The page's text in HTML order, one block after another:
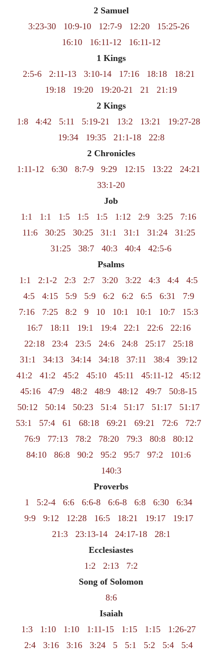
2 Samuel
3:23-30
10:9-10 12:7-9 12:20
15:25-26
16:10
16:11-12
16:11-12
1 Kings
2:5-6
2:11-13 3:10-14 17:16 18:18
18:21
19:18
19:20 19:20-21 21
21:19
2 Kings
1:8
4:42 5:11 5:19-21 13:2 13:21
19:27-28
19:34
19:35 21:1-18
22:8
2 Chronicles
1:11-12
6:30 8:7-9 9:29 12:15 13:22
24:21
33:1-20
Job
1:1
1:1 1:5 1:5 1:5 1:12 2:9 3:25
7:16
11:6
30:25 30:25 31:1 31:1 31:24
31:25
31:25
38:7 40:3 40:4
42:5-6
Psalms
1:1
2:1-2 2:3 2:7 3:20 3:22 4:3 4:4
4:5
4:5
4:15 5:9 5:9 6:2 6:2 6:5 6:31
7:9
7:16
7:25 8:2 9 10 10:1 10:1 10:7
15:3
16:7
18:11 19:1 19:4 22:1 22:6
22:16
22:18
23:4 23:5 24:6 24:8 25:17
25:18
31:1
34:13 34:14 34:18 37:11 38:4
39:12
41:2
41:2 45:2 45:10 45:11 45:11-12
45:12
45:16
47:9 48:2 48:9 48:12 49:7
50:8-15
50:12
50:14 50:23 51:4 51:17 51:17
51:17
53:1
57:4 61 68:18 69:21 69:21 72:6
72:7
76:9
77:13 78:2 78:20 79:3 80:8
80:12
84:10
86:8 90:2 95:2 95:7 97:2
101:6
140:3
Proverbs
1
5:2-4 6:6 6:6-8 6:6-8 6:8 6:30
6:34
9:9
9:12 12:28 16:5 18:21 19:17
19:17
21:3
23:13-14 24:17-18
28:1
Ecclesiastes
1:2
2:13
7:2
Song of Solomon
8:6
Isaiah
1:3
1:10 1:10 1:11-15 1:15 1:15
1:26-27
2:4
3:16 3:16 3:24 5 5:1 5:2 5:4
5:4